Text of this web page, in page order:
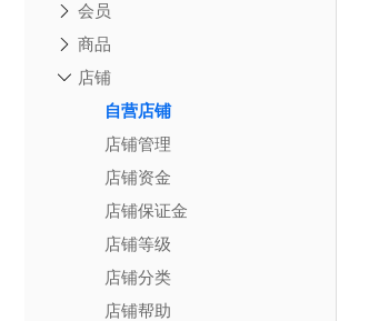
会员
商品
店铺
自营店铺
店铺管理
店铺资金
店铺保证金
店铺等级
店铺分类
店铺帮助